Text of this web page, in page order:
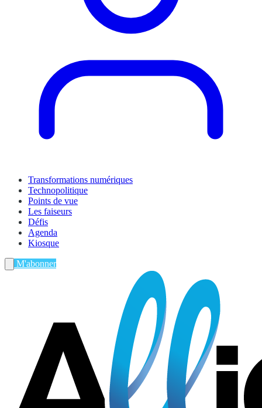
Transformations numériques
Technopolitique
Points de vue
Les faiseurs
Défis
Agenda
Kiosque
M'abonner